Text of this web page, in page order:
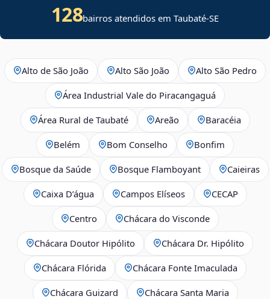
128bairros atendidos emTaubaté-SE
Alto de São João Alto São João Alto São Pedro
Área Industrial Vale do Piracangaguá
Área Rural de Taubaté Areão Baracéia
Belém Bom Conselho Bonfim
Bosque da Saúde Bosque Flamboyant Caieiras
Caixa D’água Campos Elíseos CECAP
Centro Chácara do Visconde
Chácara Doutor Hipólito Chácara Dr. Hipólito
Chácara Flórida Chácara Fonte Imaculada
Chácara Guizard Chácara Santa Maria